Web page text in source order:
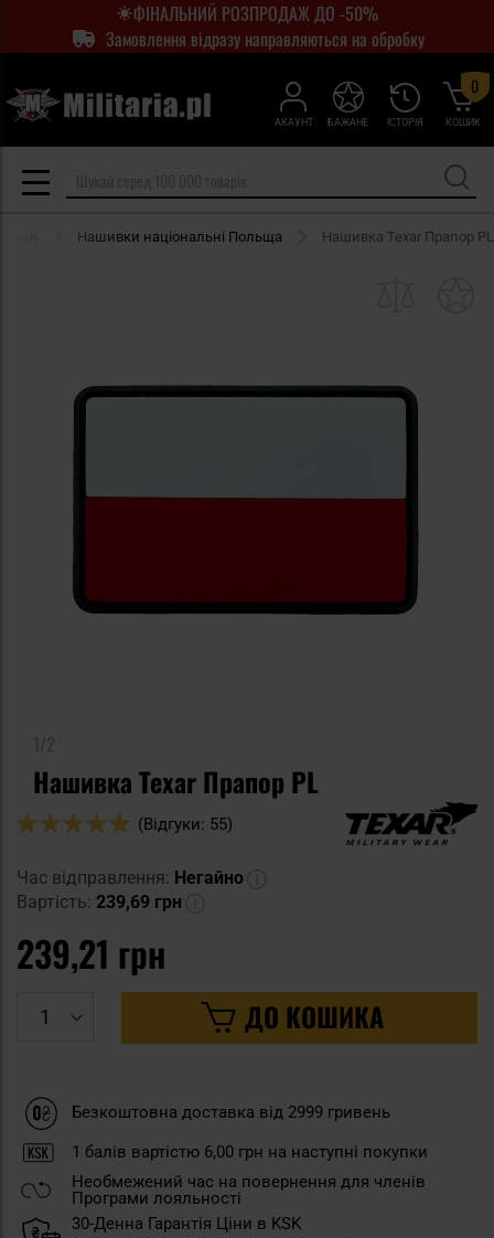
ФІНАЛЬНИЙ РОЗПРОДАЖ ДО -50%
Замовлення відразу направляються на обробку
АКАУНТ ІСТОРІЯ
БАЖАНЕ КОШИК
0
Нашивки національні Польща Нашивка Texar Прапор PL
Нашивка Texar Прапор PL
Оцінка:
(Відгуки: 55)
Час відправлення: Негайно
Вартість: 239,69 грн
239,21 грн
ДО КОШИКА
Безкоштовна доставка від 2999 гривень
1 балів вартістю 6,00 грн на наступні покупки
Необмежений час на повернення для членів
Програми лояльності
30-Денна Гарантія Ціни в KSK